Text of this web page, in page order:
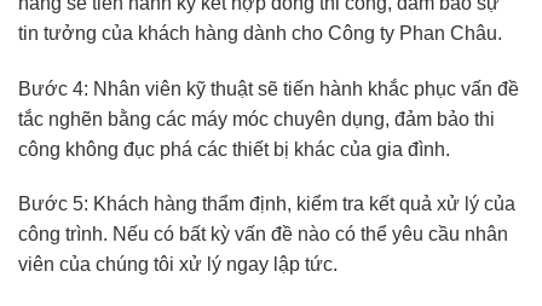
tin tưởng của khách hàng dành cho Công ty Phan Châu.
Bước 4: Nhân viên kỹ thuật sẽ tiến hành khắc phục vấn đề
tắc nghẽn bằng các máy móc chuyên dụng, đảm bảo thi
công không đục phá các thiết bị khác của gia đình.
Bước 5: Khách hàng thẩm định, kiểm tra kết quả xử lý của
công trình. Nếu có bất kỳ vấn đề nào có thể yêu cầu nhân
viên của chúng tôi xử lý ngay lập tức.